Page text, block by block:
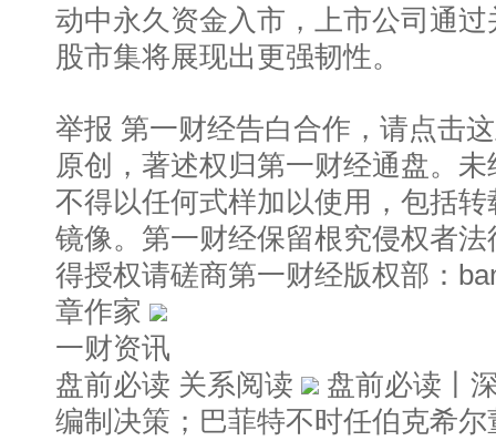
动中永久资金入市，上市公司通
股市集将展现出更强韧性。
举报 第一财经告白合作，请点击
原创，著述权归第一财经通盘。
不得以任何式样加以使用，包括
镜像。第一财经保留根究侵权者
得授权请磋商第一财经版权部：
章作家
一财资讯
盘前必读 关系阅读
盘前必读丨
编制决策；巴菲特不时任伯克希尔